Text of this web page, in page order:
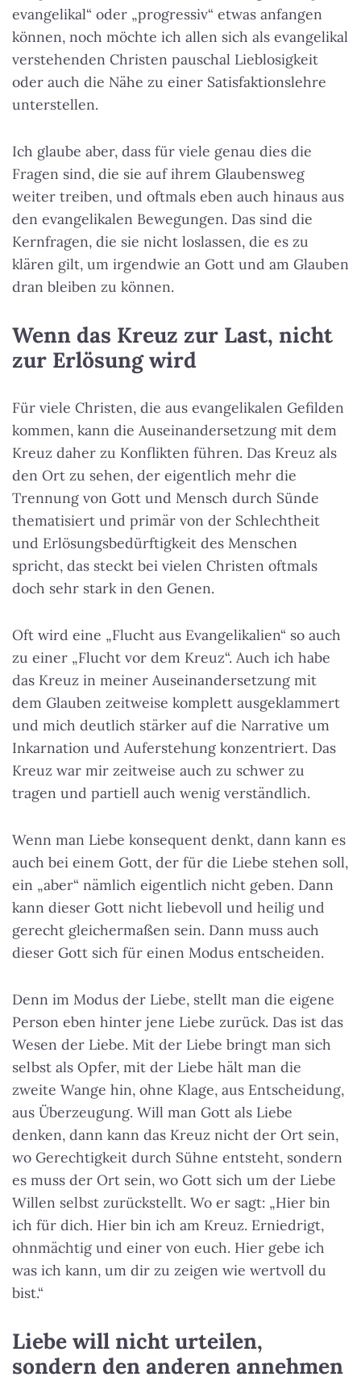
evangelikal“ oder „progressiv“ etwas anfangen
können, noch möchte ich allen sich als evangelikal
verstehenden Christen pauschal Lieblosigkeit
oder auch die Nähe zu einer Satisfaktionslehre
unterstellen.
Ich glaube aber, dass für viele genau dies die
Fragen sind, die sie auf ihrem Glaubensweg
weiter treiben, und oftmals eben auch hinaus aus
den evangelikalen Bewegungen. Das sind die
Kernfragen, die sie nicht loslassen, die es zu
klären gilt, um irgendwie an Gott und am Glauben
dran bleiben zu können.
Wenn das Kreuz zur Last, nicht
zur Erlösung wird
Für viele Christen, die aus evangelikalen Gefilden
kommen, kann die Auseinandersetzung mit dem
Kreuz daher zu Konflikten führen. Das Kreuz als
den Ort zu sehen, der eigentlich mehr die
Trennung von Gott und Mensch durch Sünde
thematisiert und primär von der Schlechtheit
und Erlösungsbedürftigkeit des Menschen
spricht, das steckt bei vielen Christen oftmals
doch sehr stark in den Genen.
Oft wird eine „Flucht aus Evangelikalien“ so auch
zu einer „Flucht vor dem Kreuz“. Auch ich habe
das Kreuz in meiner Auseinandersetzung mit
dem Glauben zeitweise komplett ausgeklammert
und mich deutlich stärker auf die Narrative um
Inkarnation und Auferstehung konzentriert. Das
Kreuz war mir zeitweise auch zu schwer zu
tragen und partiell auch wenig verständlich.
Wenn man Liebe konsequent denkt, dann kann es
auch bei einem Gott, der für die Liebe stehen soll,
ein „aber“ nämlich eigentlich nicht geben. Dann
kann dieser Gott nicht liebevoll und heilig und
gerecht gleichermaßen sein. Dann muss auch
dieser Gott sich für einen Modus entscheiden.
Denn im Modus der Liebe, stellt man die eigene
Person eben hinter jene Liebe zurück. Das ist das
Wesen der Liebe. Mit der Liebe bringt man sich
selbst als Opfer, mit der Liebe hält man die
zweite Wange hin, ohne Klage, aus Entscheidung,
aus Überzeugung. Will man Gott als Liebe
denken, dann kann das Kreuz nicht der Ort sein,
wo Gerechtigkeit durch Sühne entsteht, sondern
es muss der Ort sein, wo Gott sich um der Liebe
Willen selbst zurückstellt. Wo er sagt: „Hier bin
ich für dich. Hier bin ich am Kreuz. Erniedrigt,
ohnmächtig und einer von euch. Hier gebe ich
was ich kann, um dir zu zeigen wie wertvoll du
bist.“
Liebe will nicht urteilen,
sondern den anderen annehmen